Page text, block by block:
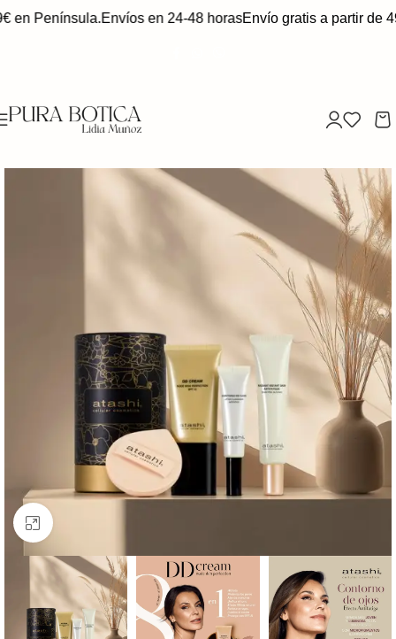
Península.Envíos en 24-48 horasEnvío gratis a partir de
Clic para ampliar